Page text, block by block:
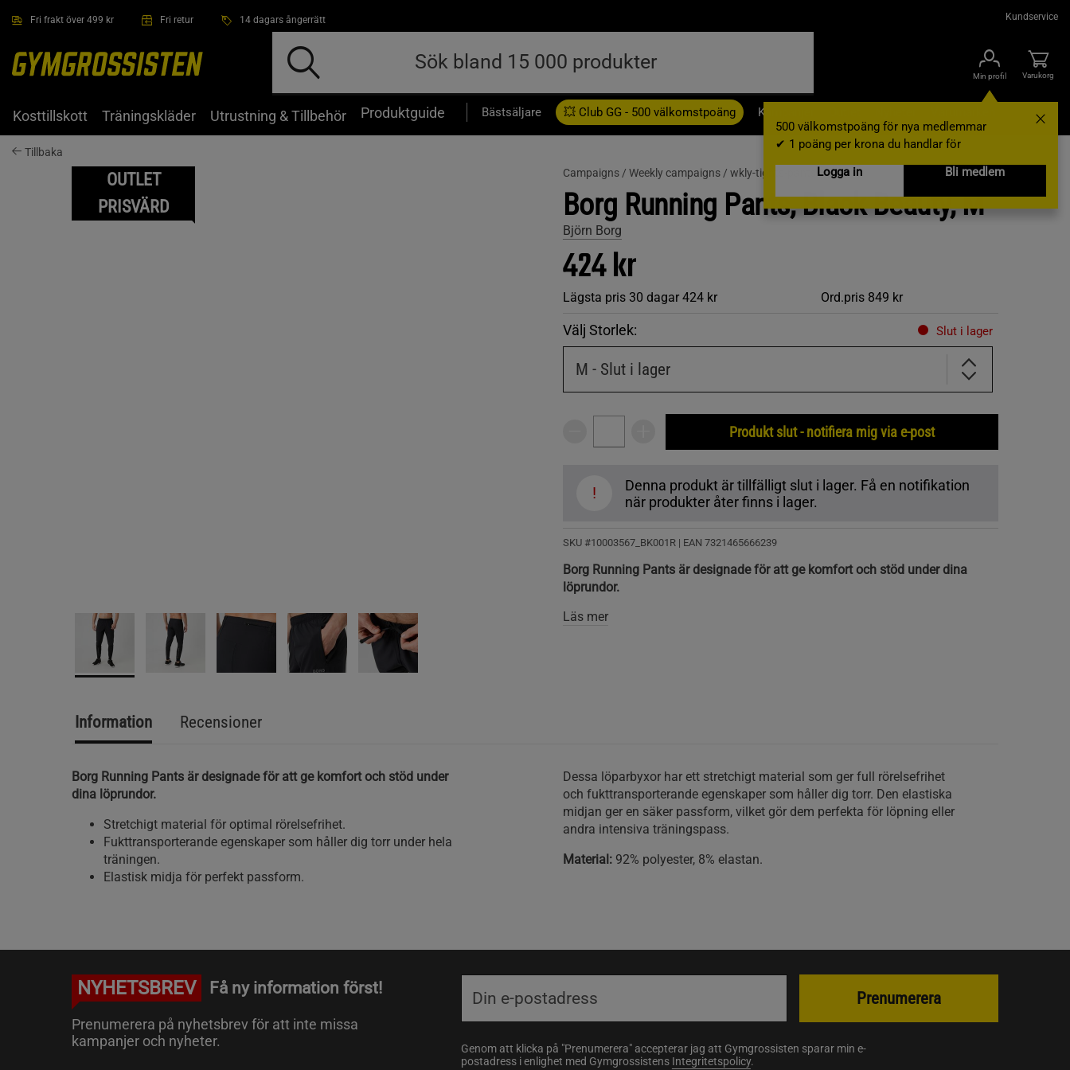
Fri frakt över 499 kr Fri retur 14 dagars ångerrätt Kundservice
Min profil
500 välkomstpoäng för nya medlemmar
✔ 1 poäng per krona du handlar för
Logga in
Bli medlem
Varukorg
Kosttillskott Träningskläder Utrustning & Tillbehör Produktguide Bästsäljare 💥 Club GG - 500 välkomstpoäng Kampanjer
Tillbaka
OUTLET
PRISVÄRD
Campaigns / Weekly campaigns / wkly-tights-pants
Borg Running Pants, Black Beauty, M
Björn Borg
424 kr
Lägsta pris 30 dagar 424 kr Ord.pris 849 kr
Välj Storlek: Slut i lager
M - Slut i lager
Produkt slut - notifiera mig via e-post
!
Denna produkt är tillfälligt slut i lager. Få en notifikation
när produkter åter finns i lager.
SKU #10003567_BK001R | EAN 7321465666239
Borg Running Pants är designade för att ge komfort och stöd under dina
löprundor.
Läs mer
Information Recensioner
Borg Running Pants är designade för att ge komfort och stöd under
dina löprundor.
Stretchigt material för optimal rörelsefrihet.
Fukttransporterande egenskaper som håller dig torr under hela
träningen.
Elastisk midja för perfekt passform.
Dessa löparbyxor har ett stretchigt material som ger full rörelsefrihet
och fukttransporterande egenskaper som håller dig torr. Den elastiska
midjan ger en säker passform, vilket gör dem perfekta för löpning eller
andra intensiva träningspass.
Material:92% polyester, 8% elastan.
NYHETSBREV Få ny information först!
Prenumerera på nyhetsbrev för att inte missa
kampanjer och nyheter.
Genom att klicka på "Prenumerera" accepterar jag att Gymgrossisten sparar min e-
postadress i enlighet med Gymgrossistens Integritetspolicy.
Prenumerera